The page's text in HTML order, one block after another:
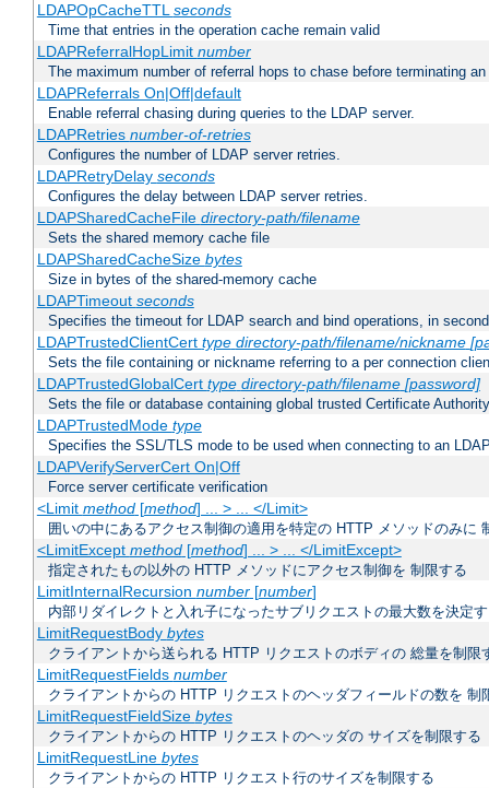
LDAPOpCacheTTLseconds
Time that entries in the operation cache remain valid
LDAPReferralHopLimit number
The maximum number of referral hops to chase before terminating
LDAPReferrals On|Off|default
Enable referral chasing during queries to the LDAP server.
LDAPRetries number-of-retries
Configures the number of LDAP server retries.
LDAPRetryDelay seconds
Configures the delay between LDAP server retries.
LDAPSharedCacheFile directory-path/filename
Sets the shared memory cache file
LDAPSharedCacheSize bytes
Size in bytes of the shared-memory cache
LDAPTimeout seconds
Specifies the timeout for LDAP search and bind operations, in
LDAPTrustedClientCert type directory-path/filename/nickname
Sets the file containing or nickname referring to a per connection
LDAPTrustedGlobalCert type directory-path/filename [password]
Sets the file or database containing global trusted Certificate
LDAPTrustedMode type
Specifies the SSL/TLS mode to be used when connecting to an
LDAPVerifyServerCert On|Off
Force server certificate verification
<Limit method[method] ... > ... </Limit>
囲いの中にあるアクセス制御の適用を特定の HTTP メソッドのみに
<LimitExcept method[method] ... > ... </LimitExcept>
指定されたもの以外の HTTP メソッドにアクセス制御を 制限する
LimitInternalRecursion number[number]
内部リダイレクトと入れ子になったサブリクエストの最大数を決定
LimitRequestBody bytes
クライアントから送られる HTTP リクエストのボディの 総量を制限
LimitRequestFields number
クライアントからの HTTP リクエストのヘッダフィールドの数を 制
LimitRequestFieldSize bytes
クライアントからの HTTP リクエストのヘッダの サイズを制限する
LimitRequestLine bytes
クライアントからの HTTP リクエスト行のサイズを制限する